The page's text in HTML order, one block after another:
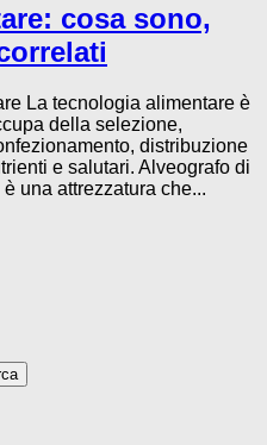
cosa sono,
La tecnologia alimentare è
della selezione,
distribuzione
e salutari. Alveografo di
una attrezzatura che...